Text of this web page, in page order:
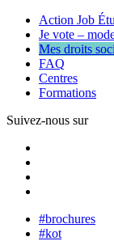
Action Job
Je vote –
Mes droits
FAQ
Centres
Formations
Suivez-nous sur
#brochures
#kot